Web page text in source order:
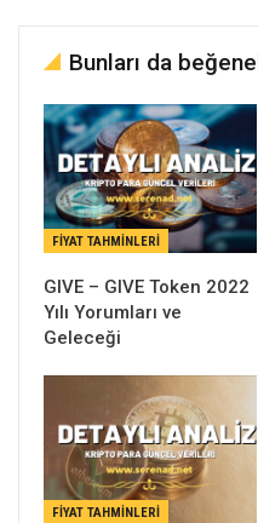
Bunları da
FIYAT TAHMINLERI
GIVE – GIVE Token 2022
Yılı Yorumları ve
Geleceği
FIYAT TAHMINLERI